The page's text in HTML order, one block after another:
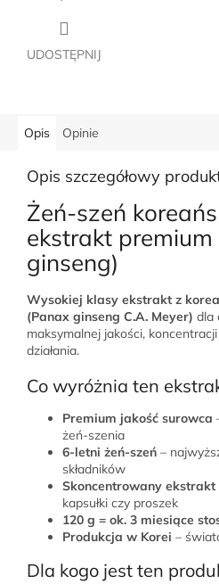
UDOSTĘPNIJ
Opis Opinie
Opis szczegółowy
Żeń-szeń
ekstrakt
ginseng)
Wysokiej klasy ekstrakt z
(Panax ginseng C.A. Meyer) dla
maksymalnej jakości,
działania.
Co wyróżnia ten
Premium jakość surowca
żeń-szenia
6-letni żeń-szeń –
składników
Skoncentrowany ekstrakt
kapsułki czy proszek
120 g = ok. 3 miesiące
Produkcja w Korei –
Dla kogo jest ten